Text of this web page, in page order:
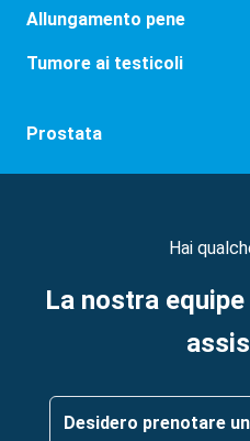
Allungamento pene
Tumore ai testicoli
Prostata
Hai
La nostra
Desidero prenotare